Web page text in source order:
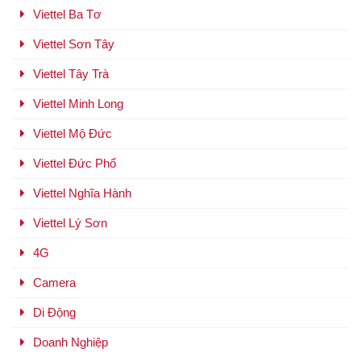
Viettel Ba Tơ
Viettel Sơn Tây
Viettel Tây Trà
Viettel Minh Long
Viettel Mộ Đức
Viettel Đức Phổ
Viettel Nghĩa Hành
Viettel Lý Sơn
4G
Camera
Di Động
Doanh Nghiệp